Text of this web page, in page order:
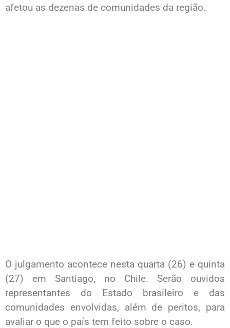
afetou as dezenas de comunidades da região.
O julgamento acontece nesta quarta (26) e quinta
(27) em Santiago, no Chile. Serão ouvidos
representantes do Estado brasileiro e das
comunidades envolvidas, além de peritos, para
avaliar o que o país tem feito sobre o caso.